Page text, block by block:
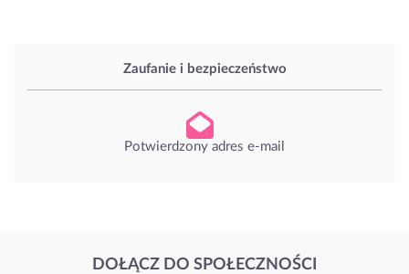
Zaufanie i bezpieczeństwo
Potwierdzony adres e-mail
DOŁĄCZ DO SPOŁECZNOŚCI